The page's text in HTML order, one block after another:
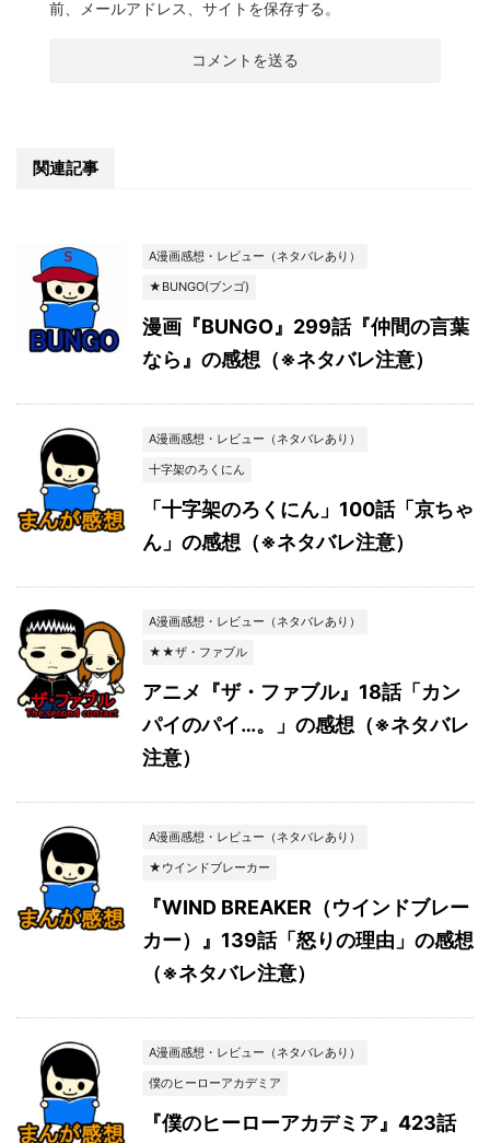
前、メールアドレス、サイトを保存する。
関連記事
A漫画感想・レビュー（ネタバレあり）
★BUNGO(ブンゴ)
漫画『BUNGO』299話『仲間の言葉
なら』の感想（※ネタバレ注意）
A漫画感想・レビュー（ネタバレあり）
十字架のろくにん
「十字架のろくにん」100話「京ちゃ
ん」の感想（※ネタバレ注意）
A漫画感想・レビュー（ネタバレあり）
★★ザ・ファブル
アニメ『ザ・ファブル』18話「カン
パイのパイ…。」の感想（※ネタバレ
注意）
A漫画感想・レビュー（ネタバレあり）
★ウインドブレーカー
『WIND BREAKER（ウインドブレー
カー）』139話「怒りの理由」の感想
（※ネタバレ注意）
A漫画感想・レビュー（ネタバレあり）
僕のヒーローアカデミア
『僕のヒーローアカデミア』423話